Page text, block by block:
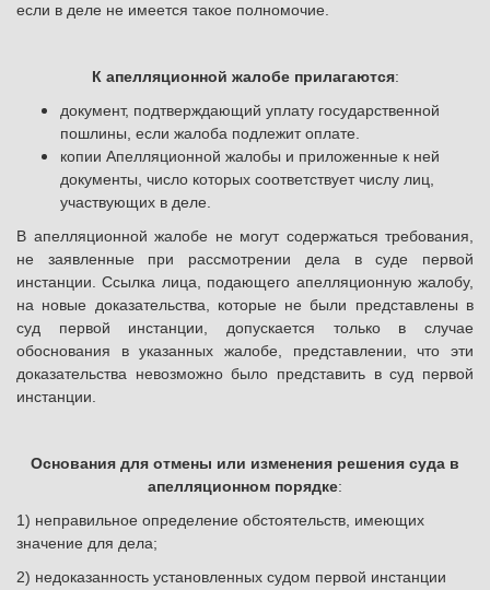
если в деле не имеется такое полномочие.
К апелляционной жалобе прилагаются:
документ, подтверждающий уплату государственной
пошлины, если жалоба подлежит оплате.
копии Апелляционной жалобы и приложенные к ней
документы, число которых соответствует числу лиц,
участвующих в деле.
В апелляционной жалобе не могут содержаться требования,
не заявленные при рассмотрении дела в суде первой
инстанции.Ссылка лица, подающего апелляционную жалобу,
на новые доказательства, которые не были представлены в
суд первой инстанции, допускается только в случае
обоснования в указанных жалобе, представлении, что эти
доказательства невозможно было представить в суд первой
инстанции.
Основания для отмены или изменения решения суда в
апелляционном порядке:
1) неправильное определение обстоятельств, имеющих
значение для дела;
2) недоказанность установленных судом первой инстанции